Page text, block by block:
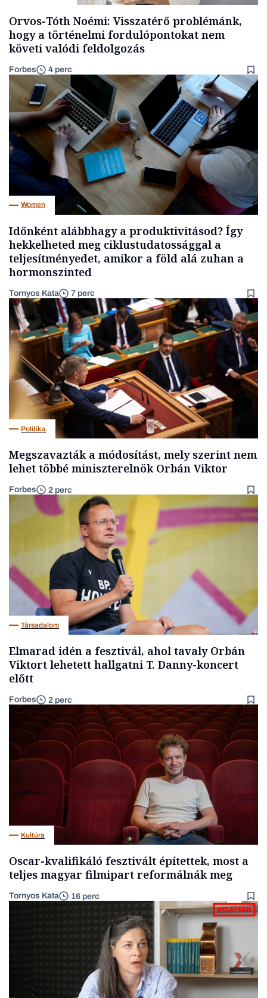
Orvos-Tóth Noémi: Visszatérő problémánk,
hogy a történelmi fordulópontokat nem
követi valódi feldolgozás
Forbes 4 perc
Women
Időnként alábbhagy a produktivitásod? Így
hekkelheted meg ciklustudatossággal a
teljesítményedet, amikor a föld alá zuhan a
hormonszinted
Tornyos Kata 7 perc
Politika
Megszavazták a módosítást, mely szerint nem
lehet többé miniszterelnök Orbán Viktor
Forbes 2 perc
Társadalom
Elmarad idén a fesztivál, ahol tavaly Orbán
Viktort lehetett hallgatni T. Danny-koncert
előtt
Forbes 2 perc
Kultúra
Oscar-kvalifikáló fesztivált építettek, most a
teljes magyar filmipart reformálnák meg
Tornyos Kata 16 perc